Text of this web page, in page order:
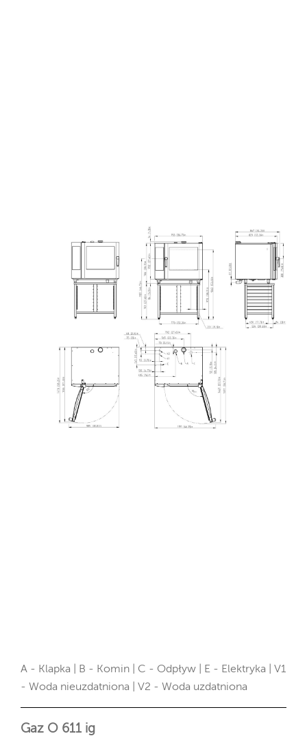
A - Klapka | B - Komin | C - Odpływ | E - Elektryka | V1
- Woda nieuzdatniona | V2 - Woda uzdatniona
Gaz O 611 ig